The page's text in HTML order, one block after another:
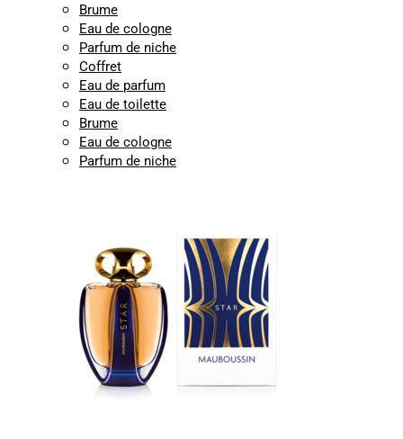
Brume
Eau de cologne
Parfum de niche
Coffret
Eau de parfum
Eau de toilette
Brume
Eau de cologne
Parfum de niche